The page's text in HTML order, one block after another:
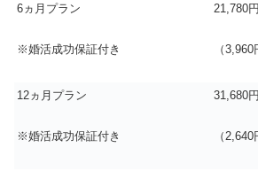
6ヵ月プラン
※婚活成功保証付き
21,780円
（3,960
12ヵ月プラン
※婚活成功保証付き
31,680円
（2,640